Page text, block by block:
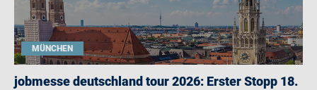
MÜNCHEN
jobmesse deutschland tour 2026: Erster Stopp 18.